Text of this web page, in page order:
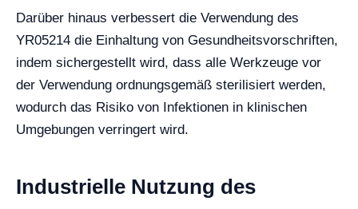
Darüber hinaus verbessert die Verwendung des
YR05214 die Einhaltung von Gesundheitsvorschriften,
indem sichergestellt wird, dass alle Werkzeuge vor
der Verwendung ordnungsgemäß sterilisiert werden,
wodurch das Risiko von Infektionen in klinischen
Umgebungen verringert wird.
Industrielle Nutzung des